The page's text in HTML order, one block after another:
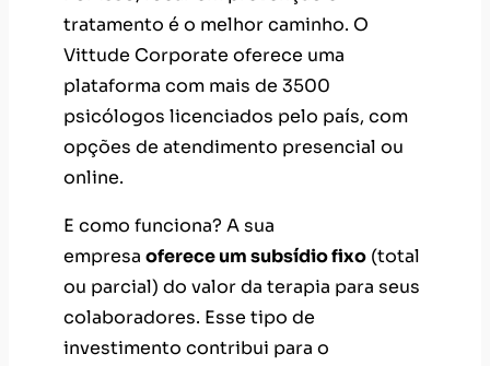
tratamento é o melhor caminho. O
Vittude Corporate oferece uma
plataforma com mais de 3500
psicólogos licenciados pelo país, com
opções de atendimento presencial ou
online.
E como funciona? A sua
empresa oferece um subsídio fixo (total
ou parcial) do valor da terapia para seus
colaboradores. Esse tipo de
investimento contribui para o